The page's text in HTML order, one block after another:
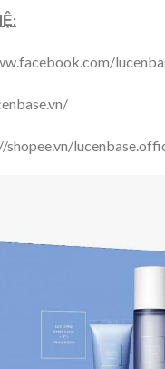
shopee.vn/